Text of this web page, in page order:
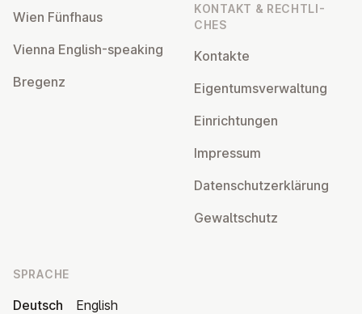
Wien Fünfhaus
Vienna English-speaking
Bregenz
KONTAKT & RECHT­LI­
CHES
Kontakte
Ei­gen­tums­ver­wal­tung
Ein­rich­tun­gen
Impressum
Da­ten­schutz­er­klä­rung
Ge­walt­schutz
SPRACHE
Deutsch
English